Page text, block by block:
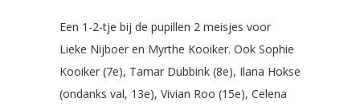
Een 1-2-tje bij de pupillen 2 meisjes voor
Lieke Nijboer en Myrthe Kooiker. Ook Sophie
Kooiker (7e), Tamar Dubbink (8e), Ilana Hokse
(ondanks val, 13e), Vivian Roo (15e), Celena